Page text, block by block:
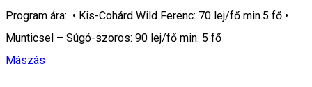
Program ára: • Kis-Cohárd Wild Ferenc: 70 lej/fő min.5 fő •
Munticsel – Súgó-szoros: 90 lej/fő min. 5 fő
Mászás